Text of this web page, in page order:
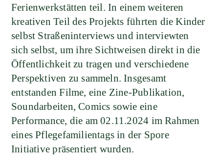
Ferienwerkstätten teil. In einem weiteren
kreativen Teil des Projekts führten die Kinder
selbst Straßeninterviews und interviewten
sich selbst, um ihre Sichtweisen direkt in die
Öffentlichkeit zu tragen und verschiedene
Perspektiven zu sammeln. Insgesamt
entstanden Filme, eine Zine-Publikation,
Soundarbeiten, Comics sowie eine
Performance, die am 02.11.2024 im Rahmen
eines Pflegefamilientags in der Spore
Initiative präsentiert wurden.